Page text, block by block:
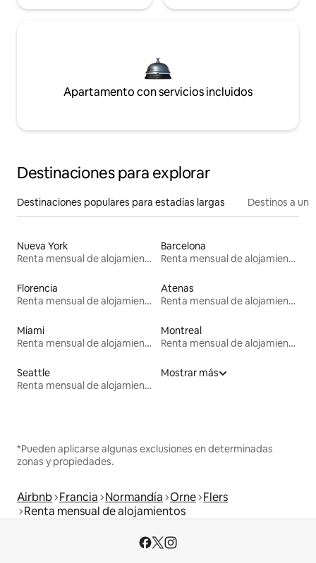
Apartamento con servicios incluidos
Destinaciones para explorar
Destinaciones populares para estadías largas Destinos a un
Nueva York
Renta mensual de alojamientos
Barcelona
Renta mensual de alojamientos
Florencia
Renta mensual de alojamientos
Atenas
Renta mensual de alojamientos
Miami
Renta mensual de alojamientos
Montreal
Renta mensual de alojamientos
Seattle
Renta mensual de alojamientos
Mostrar más
*Pueden aplicarse algunas exclusiones en determinadas
zonas y propiedades.
Airbnb Francia Normandía Orne Flers
Renta mensual de alojamientos